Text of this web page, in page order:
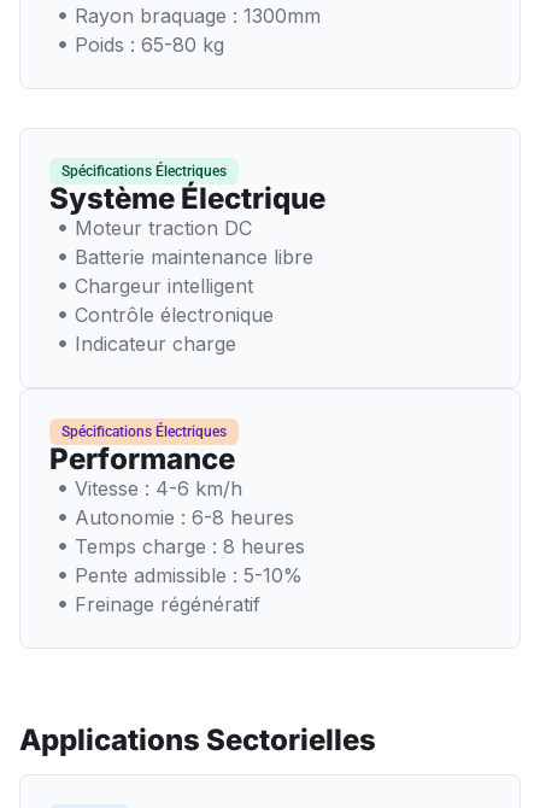
Rayon braquage : 1300mm
Poids : 65-80 kg
Spécifications Électriques
Système Électrique
Moteur traction DC
Batterie maintenance libre
Chargeur intelligent
Contrôle électronique
Indicateur charge
Spécifications Électriques
Performance
Vitesse : 4-6 km/h
Autonomie : 6-8 heures
Temps charge : 8 heures
Pente admissible : 5-10%
Freinage régénératif
Applications Sectorielles